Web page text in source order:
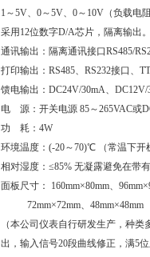
1 ～5V、0～5V、0～10V（负载电阻
采用 12位数字D/A芯片，隔离输出。
通讯输出：隔离通讯接口RS485/
打印输出：RS485、RS232接口、
馈电输出： DC24V/30mA、 DC12V/
电
源：开关电源 85～265VAC或
功
耗： 4W
环境温度：(-20～70)℃ （常温下开
相对湿度：≤85% 无凝露避免在带
面板尺寸：
160mm×80mm、 96mm×
72mm×72mm、 48mm×48mm
（本公司仪表自行研发生产，种
出，输入信号20段曲线修正，满5